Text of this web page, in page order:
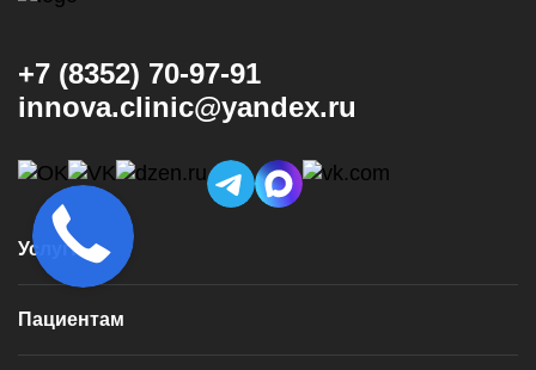
+7 (8352) 70-97-91
innova.clinic@yandex.ru
Услуги
Консультация и диагностика
Пациентам